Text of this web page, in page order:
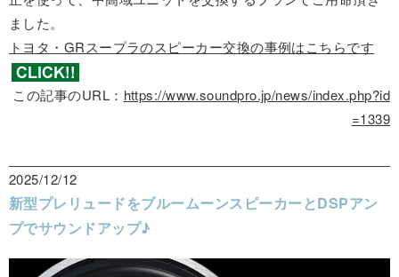
ました。
トヨタ・GRスープラのスピーカー交換の事例はこちらです
この記事のURL： https://www.soundpro.jp/news/index.php?id
=1339
2025/12/12
新型プレリュードをブルームーンスピーカーとDSPアン
プでサウンドアップ♪